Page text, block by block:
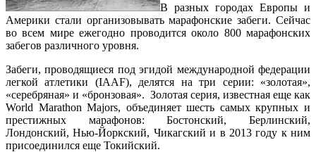
В разных городах Европы и
Америки стали организовывать марафонские забеги. Сейчас
во всем мире ежегодно проводится около 800 марафонских
забегов различного уровня.
Забеги, проводящиеся под эгидой международной федерации
легкой атлетики (IAAF), делятся на три серии: «золотая»,
«серебряная» и «бронзовая». Золотая серия, известная еще как
World Marathon Majors, объединяет шесть самых крупных и
престижных марафонов: Бостонский, Берлинский,
Лондонский, Нью-Йоркский, Чикагский и в 2013 году к ним
присоединился еще Токийский.